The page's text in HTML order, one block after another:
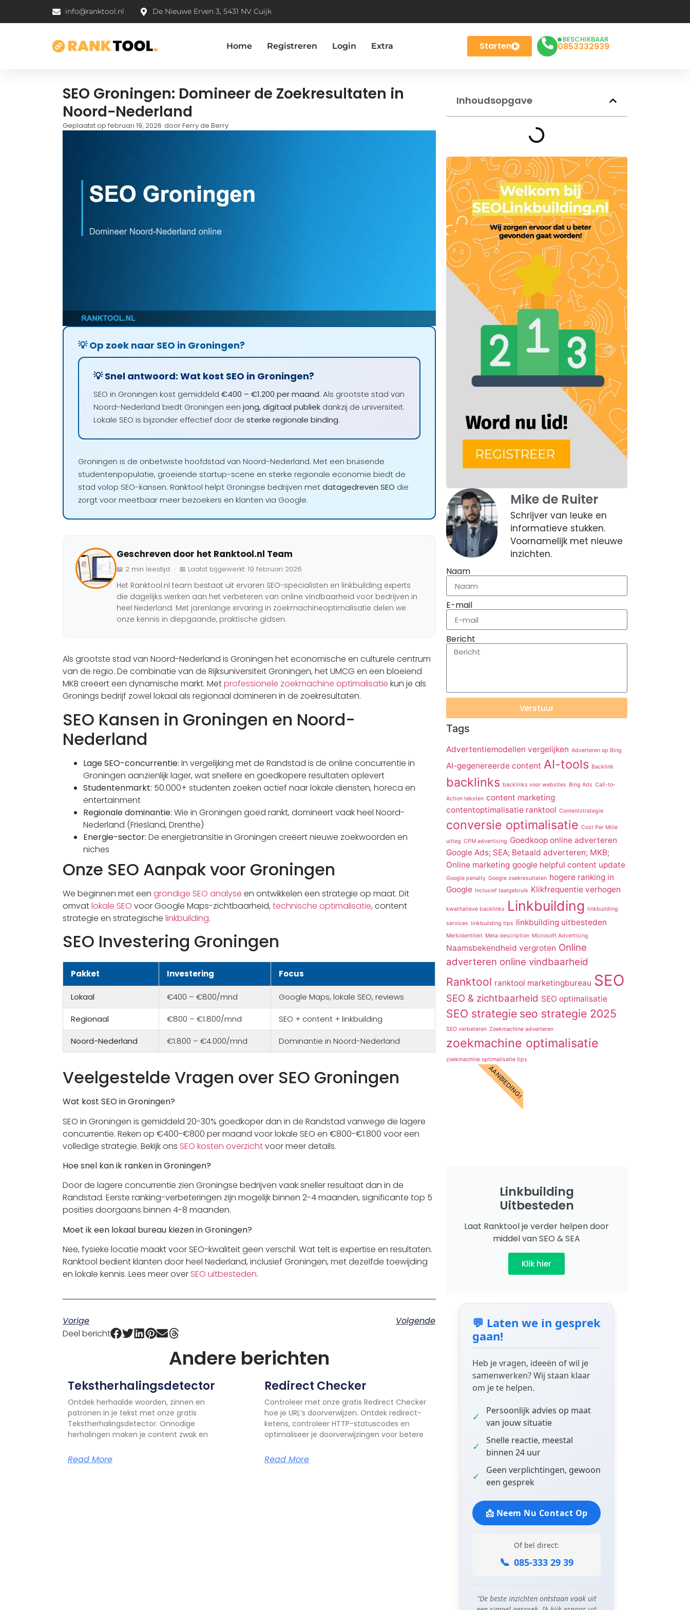
info@ranktool.nl De Nieuwe Erven 3, 5431 NV Cuijk
Home Registreren Login Extra Starten
BESCHIKBAAR
0853332939
SEO Groningen: Domineer de Zoekresultaten in
Noord-Nederland
Geplaatst op februari 19, 2026 doorFerry de Berry
💡 Op zoek naar SEO in Groningen?
💡 Snel antwoord: Wat kost SEO in Groningen?
SEO in Groningen kost gemiddeld €400 – €1.200 per maand. Als grootste stad van
Noord-Nederland biedt Groningen een jong, digitaal publiek dankzij de universiteit.
Lokale SEO is bijzonder effectief door de sterke regionale binding.
Groningen is de onbetwiste hoofdstad van Noord-Nederland. Met een bruisende
studentenpopulatie, groeiende startup-scene en sterke regionale economie biedt de
stad volop SEO-kansen. Ranktool helpt Groningse bedrijven metdatagedreven SEO die
zorgt voor meetbaar meer bezoekers en klanten via Google.
Geschreven door het Ranktool.nl Team
📖 2 min leestijd · 📅 Laatst bijgewerkt: 19 februari 2026
Het Ranktool.nl team bestaat uit ervaren SEO-specialisten en linkbuilding experts
die dagelijks werken aan het verbeteren van online vindbaarheid voor bedrijven in
heel Nederland. Met jarenlange ervaring in zoekmachineoptimalisatie delen we
onze kennis in diepgaande, praktische gidsen.
Als grootste stad van Noord-Nederland is Groningen het economische en culturele centrum
van de regio. De combinatie van de Rijksuniversiteit Groningen, het UMCG en een bloeiend
MKB creëert een dynamische markt. Metprofessionele zoekmachine optimalisatie kun je als
Gronings bedrijf zowel lokaal als regionaal domineren in de zoekresultaten.
SEO Kansen in Groningen en Noord-
Nederland
Lage SEO-concurrentie: In vergelijking met de Randstad is de online concurrentie in
Groningen aanzienlijk lager, wat snellere en goedkopere resultaten oplevert
Studentenmarkt: 50.000+ studenten zoeken actief naar lokale diensten, horeca en
entertainment
Regionale dominantie: Wie in Groningen goed rankt, domineert vaak heel Noord-
Nederland (Friesland, Drenthe)
Energie-sector: De energietransitie in Groningen creëert nieuwe zoekwoorden en
niches
Onze SEO Aanpak voor Groningen
We beginnen met een grondige SEO analyse en ontwikkelen een strategie op maat. Dit
omvatlokale SEO voor Google Maps-zichtbaarheid, technische optimalisatie, content
strategie en strategische linkbuilding.
SEO Investering Groningen
Pakket Investering Focus
Lokaal €400 – €800/mnd Google Maps, lokale SEO, reviews
Regionaal €800 – €1.800/mnd SEO + content + linkbuilding
Noord-Nederland €1.800 – €4.000/mnd Dominantie in Noord-Nederland
Veelgestelde Vragen over SEO Groningen
Wat kost SEO in Groningen?
SEO in Groningen is gemiddeld 20-30% goedkoper dan in de Randstad vanwege de lagere
concurrentie. Reken op €400-€800 per maand voor lokale SEO en €800-€1.800 voor een
volledige strategie. Bekijk ons SEO kosten overzichtvoor meer details.
Hoe snel kan ik ranken in Groningen?
Door de lagere concurrentie zien Groningse bedrijven vaak sneller resultaat dan in de
Randstad. Eerste ranking-verbeteringen zijn mogelijk binnen 2-4 maanden, significante top 5
posities doorgaans binnen 4-8 maanden.
Moet ik een lokaal bureau kiezen in Groningen?
Nee, fysieke locatie maakt voor SEO-kwaliteit geen verschil. Wat telt is expertise en resultaten.
Ranktool bedient klanten door heel Nederland, inclusief Groningen, met dezelfde toewijding
en lokale kennis. Lees meer over SEO uitbesteden.
Vorige
Volgende
Deel bericht
Andere berichten
Tekstherhalingsdetector
Ontdek herhaalde woorden, zinnen en
patronen in je tekst met onze gratis
Tekstherhalingsdetector. Onnodige
herhalingen maken je content zwak en
Read More
Redirect Checker
Controleer met onze gratis Redirect Checker
hoe je URL’s doorverwijzen. Ontdek redirect-
ketens, controleer HTTP-statuscodes en
optimaliseer je doorverwijzingen voor betere
Read More
Inhoudsopgave
Mike de Ruiter
Schrijver van leuke en
informatieve stukken.
Voornamelijk met nieuwe
inzichten.
Naam
E-mail
Bericht
Verstuur
Tags
Advertentiemodellen vergelijken Adverteren op Bing
AI-gegenereerde content AI-tools Backlink
backlinks backlinks voor websites Bing Ads Call-to-
Action teksten content marketing
contentoptimalisatie ranktool Contentstrategie
conversie optimalisatie Cost Per Mille
uitleg CPM advertising Goedkoop online adverteren
Google Ads; SEA; Betaald adverteren; MKB;
Online marketing google helpful content update
Google penalty Google zoekresultaten hogere ranking in
Google Inclusief taalgebruik Klikfrequentie verhogen
kwalitatieve backlinks Linkbuilding linkbuilding
services linkbuilding tips linkbuilding uitbesteden
Merkidentiteit Meta description Microsoft Advertising
Naamsbekendheid vergroten Online
adverteren online vindbaarheid
Ranktool ranktool marketingbureau SEO
SEO & zichtbaarheid SEO optimalisatie
SEO strategie seo strategie 2025
SEO verbeteren Zoekmachine adverteren
zoekmachine optimalisatie
zoekmachine optimalisatie tips
Linkbuilding
Uitbesteden
Laat Ranktool je verder helpen door
middel van SEO & SEA
Klik hier
AANBIEDING!
💬 Laten we in gesprek
gaan!
Heb je vragen, ideeën of wil je
samenwerken? Wij staan klaar
om je te helpen.
✓
Persoonlijk advies op maat
van jouw situatie
✓
Snelle reactie, meestal
binnen 24 uur
✓
Geen verplichtingen, gewoon
een gesprek
📩 Neem Nu Contact Op
Of bel direct:
📞 085-333 29 39
"De beste inzichten ontstaan vaak uit